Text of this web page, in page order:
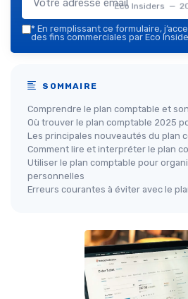
Eco Insiders —
* En remplissant ce formulaire,
des fins commerciales par Eco
SOMMAIRE
Comprendre le plan comptable et
Où trouver le plan comptable 2025
Les principales nouveautés du plan
Comment lire et interpréter le plan
Utiliser le plan comptable pour
personnelles
Erreurs courantes à éviter avec le